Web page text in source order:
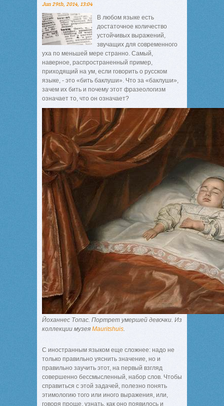
Jun 29th, 2014, 13:04
В любом языке есть
достаточное количество
устойчивых выражений,
звучащих для современного
уха по меньшей мере странно. Самый,
наверное, распространенный пример,
приходящий на ум, если говорить о русском
языке, - это «бить баклуши». Что за «баклуши»,
зачем их бить и почему этот фразеологизм
означает то, что он означает?
Йоханнес Топас. Портрет умершей девочки. Из
коллекции музея Mauritshuis.
С иностранным языком еще сложнее: надо не
только правильно уяснить значение, но и
правильно заучить этот, на первый взгляд
совершенно бессмысленный, набор слов. Чтобы
справиться с этой задачей, полезно понять
этимологию того или иного выражения, или,
говоря проще, узнать, как оно появилось и